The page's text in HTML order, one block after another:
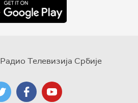
Радио Телевизија Србије